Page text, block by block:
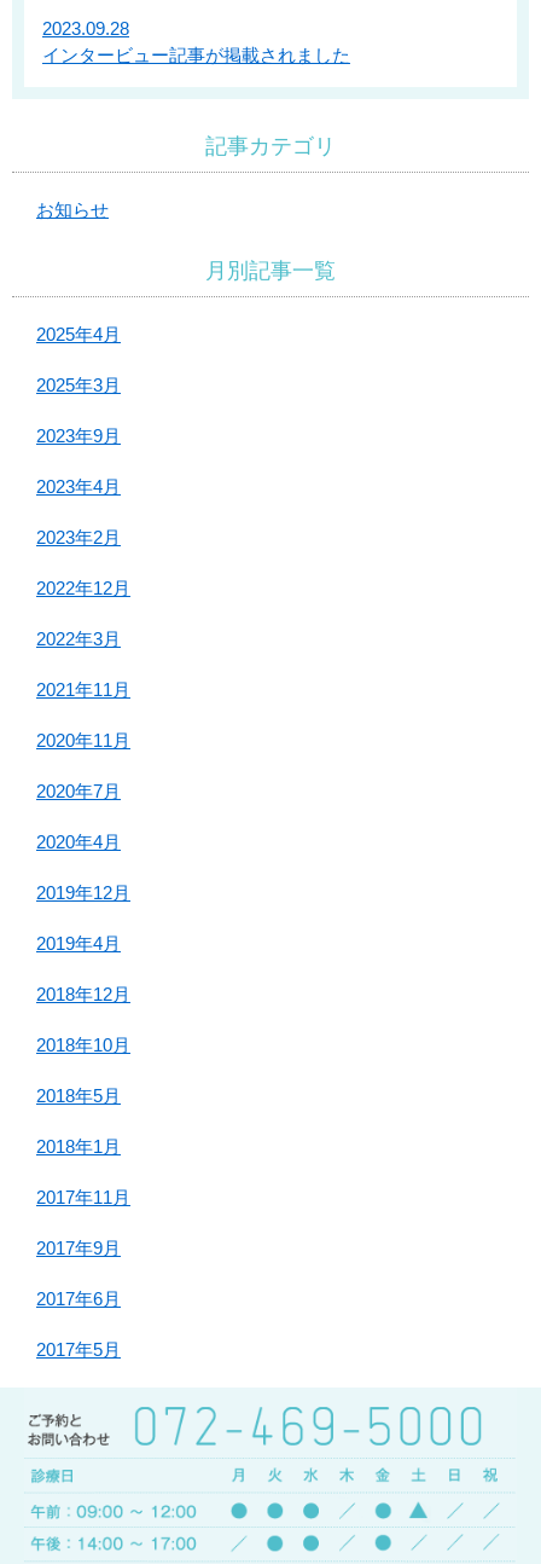
2023.09.28
インタービュー記事が掲載されました
記事カテゴリ
お知らせ
月別記事一覧
2025年4月
2025年3月
2023年9月
2023年4月
2023年2月
2022年12月
2022年3月
2021年11月
2020年11月
2020年7月
2020年4月
2019年12月
2019年4月
2018年12月
2018年10月
2018年5月
2018年1月
2017年11月
2017年9月
2017年6月
2017年5月